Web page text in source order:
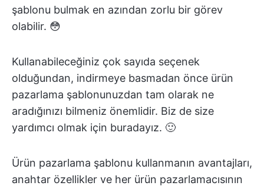
şablonu bulmak en azından zorlu bir görev
olabilir. 😳
Kullanabileceğiniz çok sayıda seçenek
olduğundan, indirmeye basmadan önce ürün
pazarlama şablonunuzdan tam olarak ne
aradığınızı bilmeniz önemlidir. Biz de size
yardımcı olmak için buradayız. 🙂
Ürün pazarlama şablonu kullanmanın avantajları,
anahtar özellikler ve her ürün pazarlamacısının